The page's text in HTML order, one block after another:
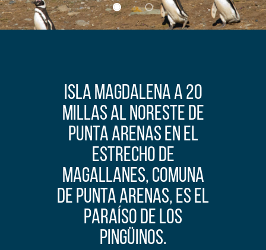
Isla Magdalena a 20
millas al Noreste de
Punta Arenas en el
Estrecho de
Magallanes, comuna
de Punta Arenas, es el
paraíso de los
pingüinos.